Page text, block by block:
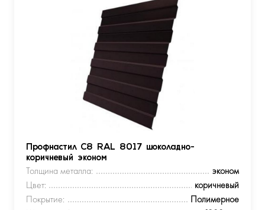
Профнастил С8 RAL 8017 шоколадно-
коричневый эконом
Толщина металла:
эконом
Цвет:
коричневый
Покрытие:
Полимерное